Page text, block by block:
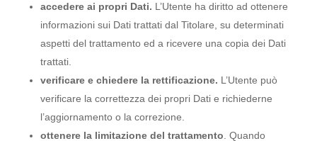
accedere ai propri Dati. L’Utente ha diritto ad ottenere
informazioni sui Dati trattati dal Titolare, su determinati
aspetti del trattamento ed a ricevere una copia dei Dati
trattati.
verificare e chiedere la rettificazione. L’Utente può
verificare la correttezza dei propri Dati e richiederne
l’aggiornamento o la correzione.
ottenere la limitazione del trattamento . Quando